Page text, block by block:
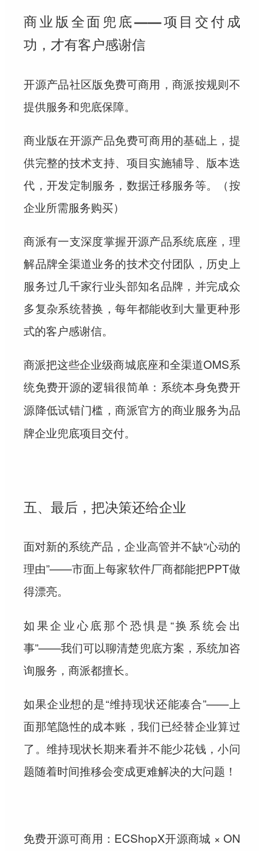
商业版全面兜底——项目交付成
功，才有客户感谢信
开源产品社区版免费可商用，商派按规则不
提供服务和兜底保障。
商业版在开源产品免费可商用的基础上，提
供完整的技术支持、项目实施辅导、版本迭
代，开发定制服务，数据迁移服务等。（按
企业所需服务购买）
商派有一支深度掌握开源产品系统底座，理
解品牌全渠道业务的技术交付团队，历史上
服务过几千家行业头部知名品牌，并完成众
多复杂系统替换，每年都能收到大量更种形
式的客户感谢信。
商派把这些企业级商城底座和全渠道OMS系
统免费开源的逻辑很简单： 系统本身免费开
源降低试错门槛，商派官方的商业服务为品
牌企业兜底项目交付。
五、最后，把决策还给企业
面对新的系统产品，企业高管并不缺“心动的
理由”——市面上每家软件厂商都能把PPT做
得漂亮。
如果企业心底那个恐惧是“换系统会出
事”——我们可以聊清楚兜底方案，系统加咨
询服务，商派都擅长。
如果企业想的是“维持现状还能凑合”——上
面那笔隐性的成本账，我们已经替企业算过
了。 维持现状长期来看并不能少花钱，小问
题随着时间推移会变成更难解决的大问题！
免费开源可商用：ECShopX开源商城 × ON